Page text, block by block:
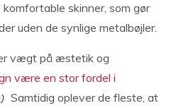
skinner, som gør
uden de synlige metalbøjler.
vægt på æstetik og
være en stor fordel i
Samtidig oplever de fleste, at